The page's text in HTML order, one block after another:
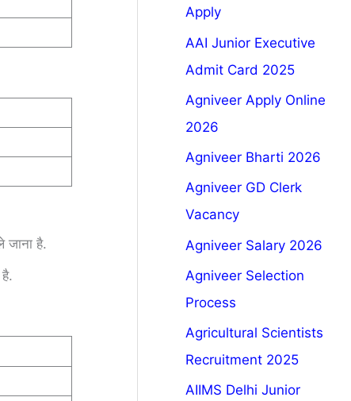
जाना है.
Apply
AAI Junior Executive
Admit Card 2025
Agniveer Apply Online
2026
Agniveer Bharti 2026
Agniveer GD Clerk
Vacancy
Agniveer Salary 2026
Agniveer Selection
Process
Agricultural Scientists
Recruitment 2025
AIIMS Delhi Junior